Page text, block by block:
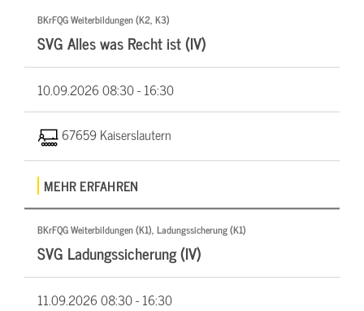
BKrFQG Weiterbildungen (K2, K3)
SVG Alles was Recht ist (IV)
10.09.202608:30 - 16:30
67659 Kaiserslautern
MEHR ERFAHREN
BKrFQG Weiterbildungen (K1), Ladungssicherung (K1)
SVG Ladungssicherung (IV)
11.09.202608:30 - 16:30